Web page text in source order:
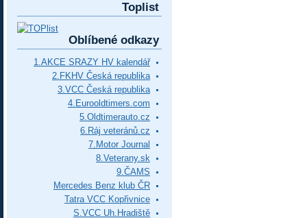
Toplist
Oblíbené odkazy
1.AKCE SRAZY HV kalendář
2.FKHV Česká republika
3.VCC Česká republika
4.Eurooldtimers.com
5.Oldtimerauto.cz
6.Ráj veteránů.cz
7.Motor Journal
8.Veterany.sk
9.ČAMS
Mercedes Benz klub ČR
Tatra VCC Kopřivnice
S.VCC Uh.Hradiště